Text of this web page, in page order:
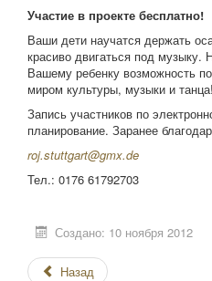
Участие в проекте бесплатно!
Ваши дети научатся держать
красиво двигаться под музыку.
Вашему ребенку возможность
миром культуры, музыки и танца!
Запись участников по
планирование. Заранее
roj.stuttgart@gmx.de
Тел.: 0176 61792703
Создано: 10 ноября 2012
Назад